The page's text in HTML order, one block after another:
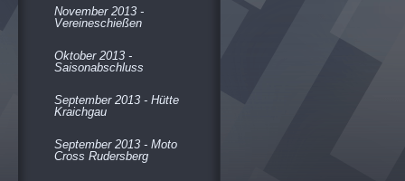
November 2013 -
Vereineschießen
Oktober 2013 -
Saisonabschluss
September 2013 - Hütte
Kraichgau
September 2013 - Moto
Cross Rudersberg